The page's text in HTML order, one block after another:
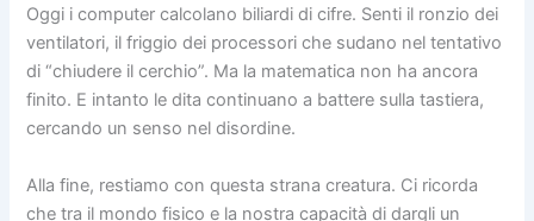
Oggi i computer calcolano biliardi di cifre. Senti il ronzio dei
ventilatori, il friggio dei processori che sudano nel tentativo
di “chiudere il cerchio”. Ma la matematica non ha ancora
finito. E intanto le dita continuano a battere sulla tastiera,
cercando un senso nel disordine.
Alla fine, restiamo con questa strana creatura. Ci ricorda
che tra il mondo fisico e la nostra capacità di dargli un